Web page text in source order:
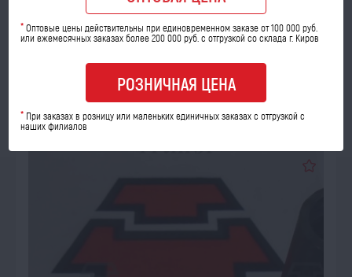
Количество шт:
опт
розница
В КОРЗИНУ
*Оптовые цены действительны при единовременном заказе от 100 000 руб.
или ежемесячных заказах более 200 000 руб. с отгрузкой со склада г. Киров
РОЗНИЧНАЯ ЦЕНА
* При заказах в розницу или маленьких единичных заказах с отгрузкой с
наших филиалов